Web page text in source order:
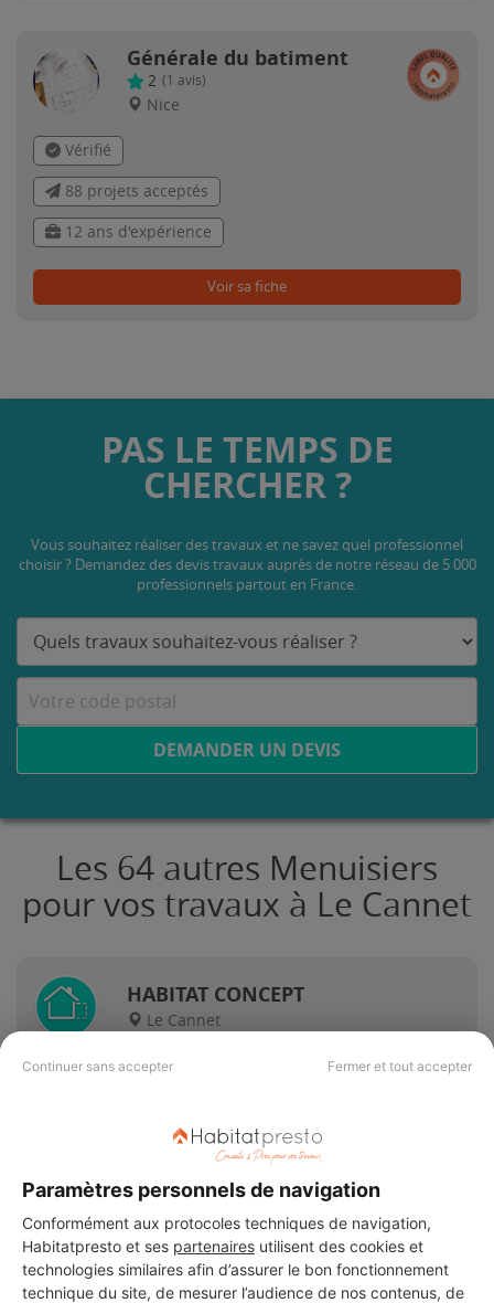
Continuer sans accepter Fermer et tout accepter
Paramètres personnels de navigation
Conformément aux protocoles techniques de navigation,
Habitatpresto et ses partenaires utilisent des cookies et
technologies similaires afin d’assurer le bon fonctionnement
technique du site, de mesurer l’audience de nos contenus, de
Générale du batiment
2 (1 avis)
Nice
Vérifié
88 projets acceptés
12 ans d'expérience
Voir sa fiche
PAS LE TEMPS DE
CHERCHER ?
Vous souhaitez réaliser des travaux et ne savez quel professionnel
choisir ? Demandez des devis travaux auprès de notre réseau de 5 000
professionnels partout en France.
DEMANDER UN DEVIS
Les 64 autres Menuisiers
pour vos travaux à Le Cannet
HABITAT CONCEPT
Le Cannet
16 ans d'expérience
Voir sa fiche
art3tech
Le Cannet